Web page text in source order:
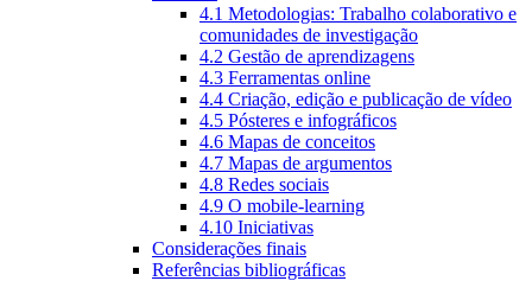
4.1 Metodologias: Trabalho colaborativo e
comunidades de investigação
4.2 Gestão de aprendizagens
4.3 Ferramentas online
4.4 Criação, edição e publicação de vídeo
4.5 Pósteres e infográficos
4.6 Mapas de conceitos
4.7 Mapas de argumentos
4.8 Redes sociais
4.9 O mobile-learning
4.10 Iniciativas
Considerações finais
Referências bibliográficas